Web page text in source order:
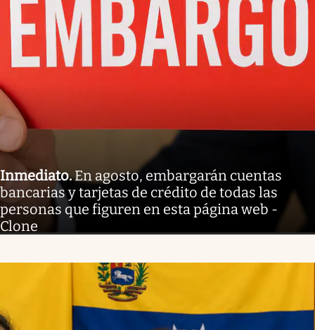
Inmediato.En agosto, embargarán cuentas
bancarias y tarjetas de crédito de todas las
personas que figuren en esta página web -
Clone